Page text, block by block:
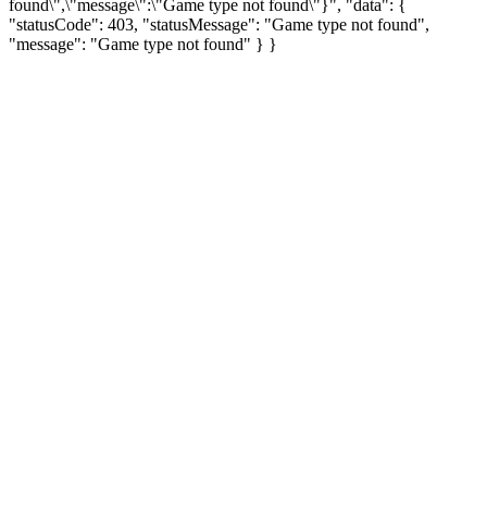
found\",\"message\":\"Game type not found\"}", "data": {
"statusCode": 403, "statusMessage": "Game type not found",
"message": "Game type not found" } }